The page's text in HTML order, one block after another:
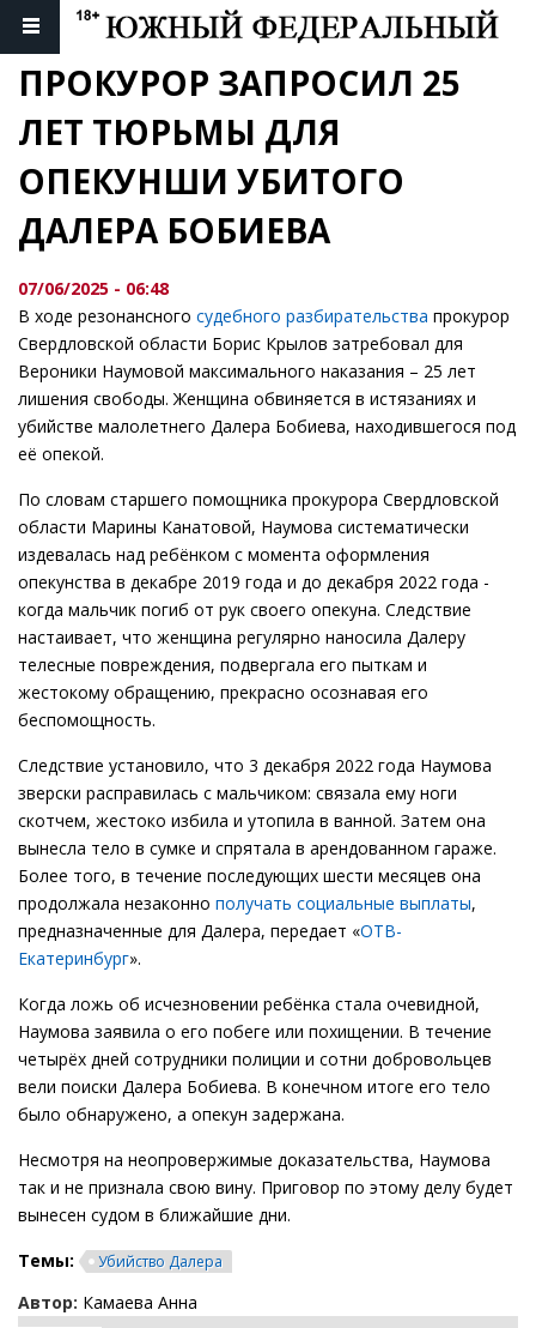
ПРОКУРОР ЗАПРОСИЛ 25
ЛЕТ ТЮРЬМЫ ДЛЯ
ОПЕКУНШИ УБИТОГО
ДАЛЕРА БОБИЕВА
07/06/2025 - 06:48
В ходе резонансного судебного разбирательства прокурор
Свердловской области Борис Крылов затребовал для
Вероники Наумовой максимального наказания – 25 лет
лишения свободы. Женщина обвиняется в истязаниях и
убийстве малолетнего Далера Бобиева, находившегося под
её опекой.
По словам старшего помощника прокурора Свердловской
области Марины Канатовой, Наумова систематически
издевалась над ребёнком с момента оформления
опекунства в декабре 2019 года и до декабря 2022 года -
когда мальчик погиб от рук своего опекуна. Следствие
настаивает, что женщина регулярно наносила Далеру
телесные повреждения, подвергала его пыткам и
жестокому обращению, прекрасно осознавая его
беспомощность.
Следствие установило, что 3 декабря 2022 года Наумова
зверски расправилась с мальчиком: связала ему ноги
скотчем, жестоко избила и утопила в ванной. Затем она
вынесла тело в сумке и спрятала в арендованном гараже.
Более того, в течение последующих шести месяцев она
продолжала незаконно получать социальные выплаты,
предназначенные для Далера, передает «ОТВ-
Екатеринбург».
Когда ложь об исчезновении ребёнка стала очевидной,
Наумова заявила о его побеге или похищении. В течение
четырёх дней сотрудники полиции и сотни добровольцев
вели поиски Далера Бобиева. В конечном итоге его тело
было обнаружено, а опекун задержана.
Несмотря на неопровержимые доказательства, Наумова
так и не признала свою вину. Приговор по этому делу будет
вынесен судом в ближайшие дни.
Темы:
Убийство Далера
Автор: Камаева Анна